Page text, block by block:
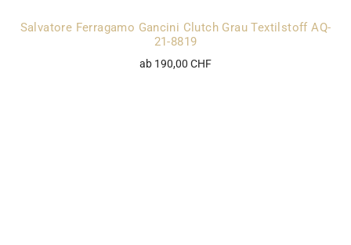
Salvatore Ferragamo Gancini Clutch Grau Textilstoff AQ-
21-8819
ab 190,00 CHF